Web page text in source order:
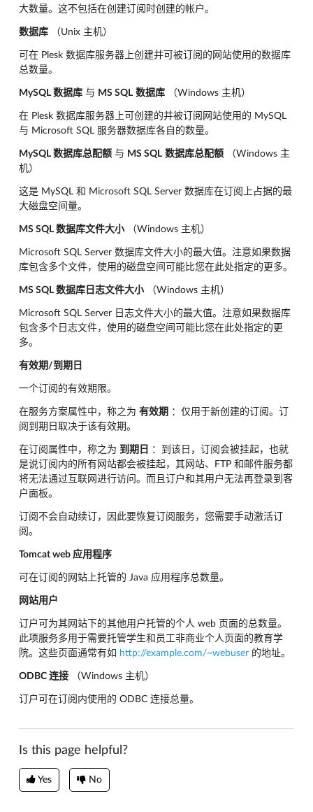
大数量。这不包括在创建订阅时创建的帐户。
数据库 （Unix 主机）
可在 Plesk 数据库服务器上创建并可被订阅的网站使用的数据库
总数量。
MySQL 数据库 与 MS SQL 数据库 （Windows 主机）
在 Plesk 数据库服务器上可创建的并被订阅网站使用的 MySQL
与 Microsoft SQL 服务器数据库各自的数量。
MySQL 数据库总配额 与 MS SQL 数据库总配额 （Windows 主
机）
这是 MySQL 和 Microsoft SQL Server 数据库在订阅上占据的最
大磁盘空间量。
MS SQL 数据库文件大小 （Windows 主机）
Microsoft SQL Server 数据库文件大小的最大值。注意如果数据
库包含多个文件，使用的磁盘空间可能比您在此处指定的更多。
MS SQL 数据库日志文件大小 （Windows 主机）
Microsoft SQL Server 日志文件大小的最大值。注意如果数据库
包含多个日志文件，使用的磁盘空间可能比您在此处指定的更
多。
有效期/到期日
一个订阅的有效期限。
在服务方案属性中，称之为 有效期 ：仅用于新创建的订阅。订
阅到期日取决于该有效期。
在订阅属性中，称之为 到期日
：到该日，订阅会被挂起，也就
是说订阅内的所有网站都会被挂起，其网站、FTP 和邮件服务都
将无法通过互联网进行访问。而且订户和其用户无法再登录到客
户面板。
订阅不会自动续订，因此要恢复订阅服务，您需要手动激活订
阅。
Tomcat web 应用程序
可在订阅的网站上托管的 Java 应用程序总数量。
网站用户
订户可为其网站下的其他用户托管的个人 web 页面的总数量。
此项服务多用于需要托管学生和员工非商业个人页面的教育学
院。这些页面通常有如 http://example.com/~webuser 的地址。
ODBC 连接 （Windows 主机）
订户可在订阅内使用的 ODBC 连接总量。
Is this page helpful?
Yes No